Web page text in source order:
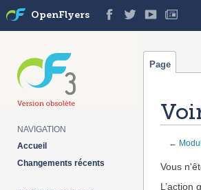
←
Vous
L’action
Page
OpenFlyers
NAVIGATION
Accueil
Changements récents